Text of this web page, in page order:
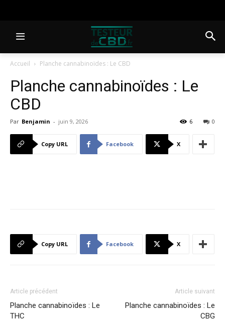
Accueil Planche cannabinoïdes : Le CBD
Planche cannabinoïdes : Le
CBD
Par Benjamin - juin 9, 2026 0
6
Copy URL Facebook X
Copy URL Facebook X
Article précédent
Planche cannabinoïdes : Le
THC
Article suivant
Planche cannabinoïdes : Le
CBG